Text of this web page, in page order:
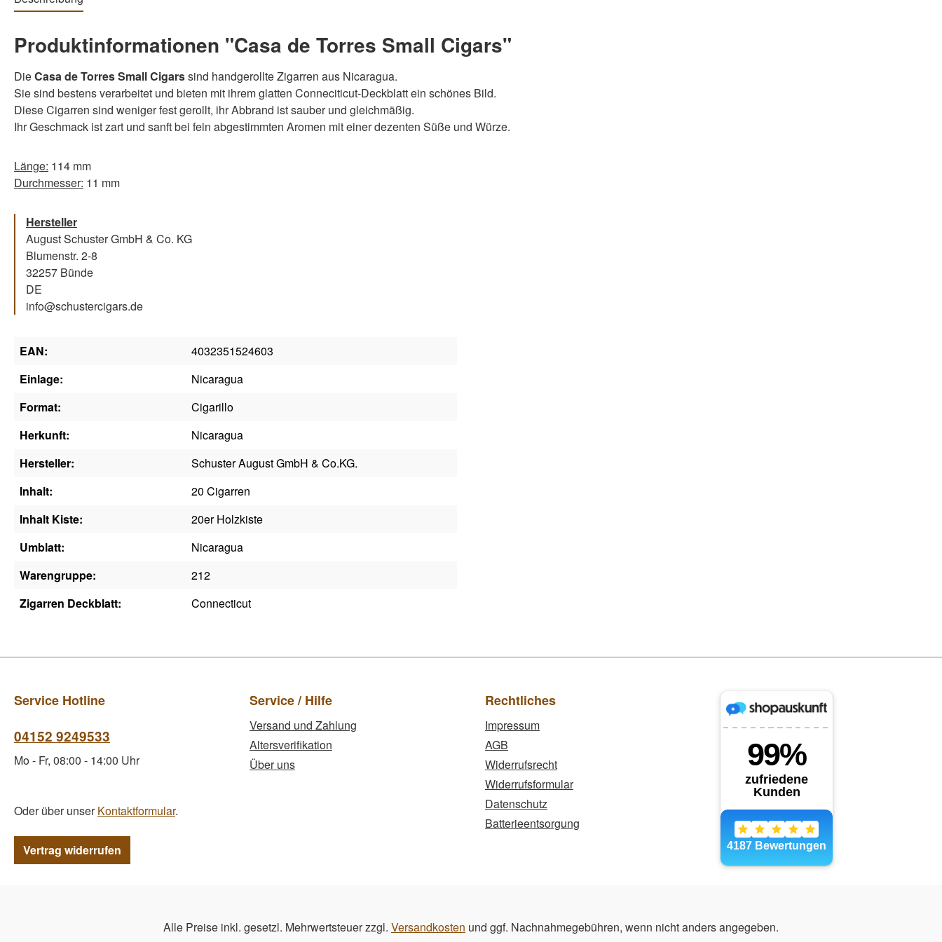
Produktinformationen "Casa de Torres Small Cigars"
DieCasa de Torres Small Cigarssind handgerollte Zigarren aus Nicaragua.
Sie sind bestens verarbeitet und bieten mit ihrem glatten Conneciticut-Deckblatt ein schönes Bild.
Diese Cigarren sind weniger fest gerollt, ihr Abbrand ist sauber und gleichmäßig.
Ihr Geschmack ist zart und sanft bei fein abgestimmten Aromen mit einer dezenten Süße und Würze.
Länge: 114 mm
Durchmesser: 11 mm
Hersteller
August Schuster GmbH & Co. KG
Blumenstr. 2-8
32257 Bünde
DE
info@schustercigars.de
EAN:
4032351524603
Einlage:
Nicaragua
Format:
Cigarillo
Herkunft:
Nicaragua
Hersteller:
Schuster August GmbH & Co.KG.
Inhalt:
20 Cigarren
Inhalt Kiste:
20er Holzkiste
Umblatt:
Nicaragua
Warengruppe:
212
Zigarren Deckblatt:
Connecticut
Service Hotline
04152 9249533
Mo - Fr, 08:00 - 14:00 Uhr
Oder über unserKontaktformular.
Vertrag widerrufen
Service / Hilfe
Versand und Zahlung
Altersverifikation
Über uns
Rechtliches
Impressum
AGB
Widerrufsrecht
Widerrufsformular
Datenschutz
Batterieentsorgung
Alle Preise inkl. gesetzl. Mehrwertsteuer zzgl. Versandkosten und ggf. Nachnahmegebühren, wenn nicht anders angegeben.